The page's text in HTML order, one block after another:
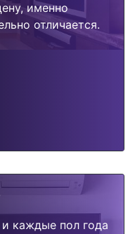
именно
отличается.
каждые пол года